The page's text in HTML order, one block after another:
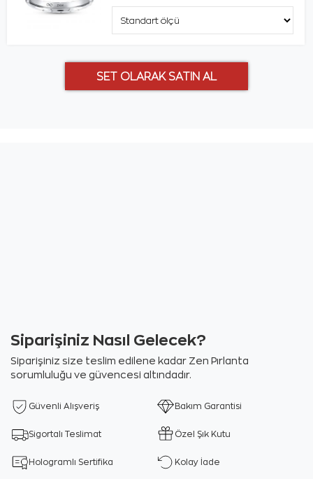
Siparişiniz Nasıl Gelecek?
Siparişiniz size teslim edilene kadar Zen Pırlanta
sorumluluğu ve güvencesi altındadır.
Güvenli Alışveriş Bakım Garantisi
Sigortalı Teslimat Özel Şık Kutu
Hologramlı Sertifika Kolay İade